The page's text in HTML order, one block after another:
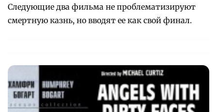
Следующие два фильма не проблематизируют
смертную казнь, но вводят ее как свой финал.